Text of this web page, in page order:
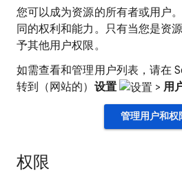
您可以成为资源的所有者或用户
同的权利和能力。只有当您是资
予其他用户权限。
如需查看和管理用户列表，请在
转到（网站的） 设置 >用
管理用户和权
权限